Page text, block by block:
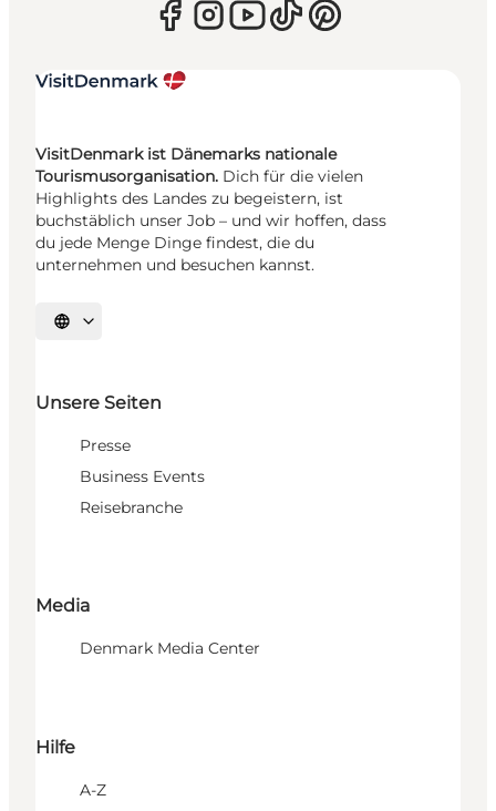
VisitDenmark ist Dänemarks nationale
Tourismusorganisation. Dich für die vielen
Highlights des Landes zu begeistern, ist
buchstäblich unser Job – und wir hoffen, dass
du jede Menge Dinge findest, die du
unternehmen und besuchen kannst.
Sprache auswählen
Unsere Seiten
Presse
Business Events
Reisebranche
Media
Denmark Media Center
Hilfe
A-Z